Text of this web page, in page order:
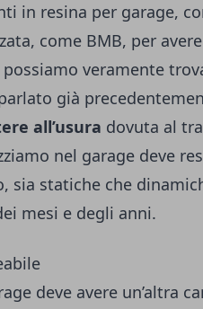
in resina per garage,
come BMB, per
veramente
già
all’usura dovuta al
nel garage deve
sia statiche che
mesi e degli anni.
deve avere un’altra